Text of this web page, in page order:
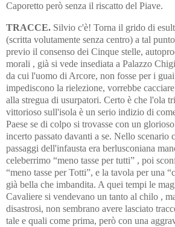
Caporetto però senza il riscatto del Piave.
TRACCE. Silvio c'è! Torna il grido di
(scritta volutamente senza centro) a tal
previo il consenso dei Cinque stelle,
morali , già si vede insediata a Palazzo
da cui l'uomo di Arcore, non fosse per i
impediscono la rielezione, vorrebbe
alla stregua di usurpatori. Certo è che l'ola
vittorioso sull'isola è un serio indizio di
Paese se di colpo si trovasse con un
incerto passato davanti a se. Nello scenario
passaggi dell'infausta era berlusconiana
celeberrimo “meno tasse per tutti” , poi
“meno tasse per Totti”, e la tavola per una
già bella che imbandita. A quei tempi le
Cavaliere si vendevano un tanto al chilo ,
disastrosi, non sembrano avere lasciato
tale e quali come prima, però con una